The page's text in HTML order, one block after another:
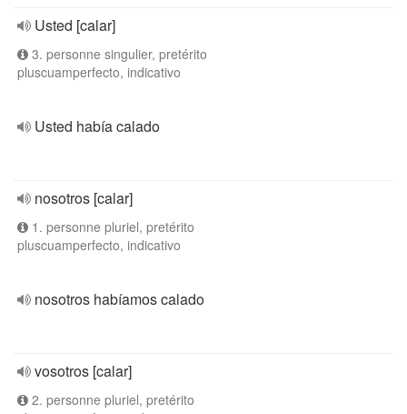
Usted [calar]
3. personne singulier, pretérito
pluscuamperfecto, indicativo
Usted había calado
nosotros [calar]
1. personne pluriel, pretérito
pluscuamperfecto, indicativo
nosotros habíamos calado
vosotros [calar]
2. personne pluriel, pretérito